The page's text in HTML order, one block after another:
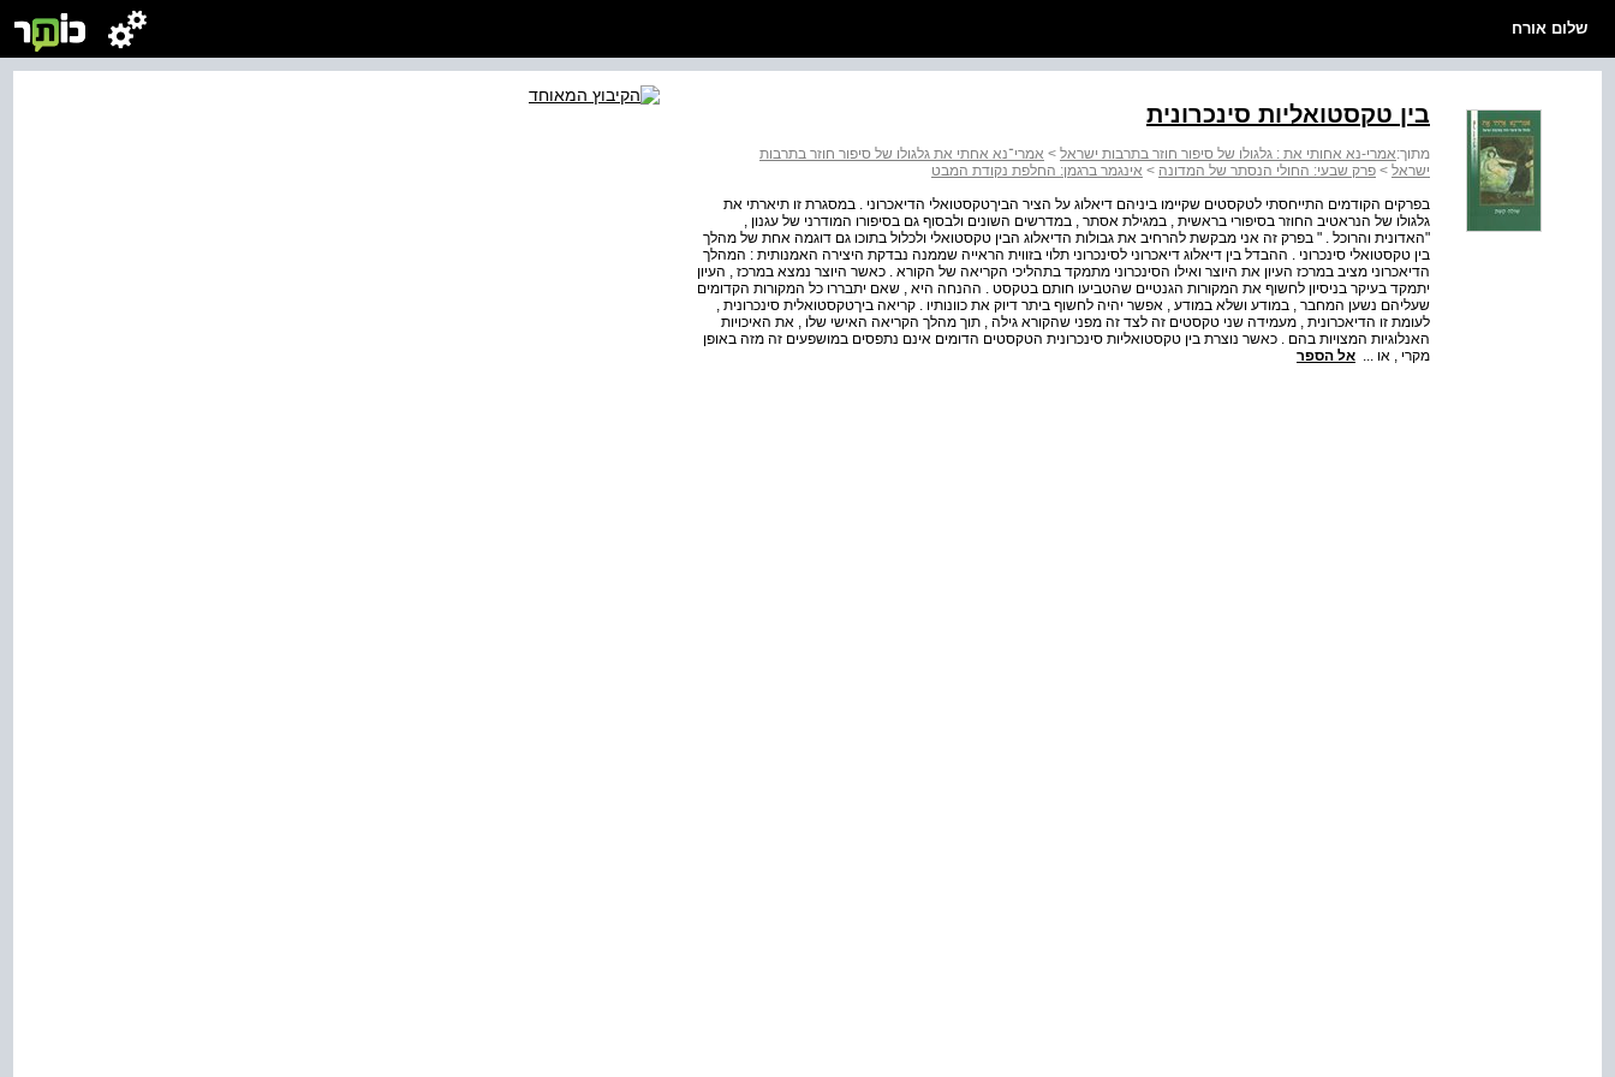
שלום אורח
בין טקסטואליות סינכרונית
מתוך:אמרי-נא אחותי את : גלגולו של סיפור חוזר בתרבות ישראל > אמרי־נא אחתי את גלגולו של סיפור חוזר בתרבות
ישראל > פרק שבעי: החולי הנסתר של המדונה > אינגמר ברגמן: החלפת נקודת המבט
בפרקים הקודמים התייחסתי לטקסטים שקיימו ביניהם דיאלוג על הציר הביךטקסטואלי הדיאכרוני . במסגרת זו תיארתי את
גלגולו של הנראטיב החוזר בסיפורי בראשית , במגילת אסתר , במדרשים השונים ולבסוף גם בסיפורו המודרני של עגנון ,
"האדונית והרוכל . " בפרק זה אני מבקשת להרחיב את גבולות הדיאלוג הבין טקסטואלי ולכלול בתוכו גם דוגמה אחת של מהלך
בין טקסטואלי סינכרוני . ההבדל בין דיאלוג דיאכרוני לסינכרוני תלוי בזווית הראייה שממנה נבדקת היצירה האמנותית : המהלך
הדיאכרוני מציב במרכז העיון את היוצר ואילו הסינכרוני מתמקד בתהליכי הקריאה של הקורא . כאשר היוצר נמצא במרכז , העיון
יתמקד בעיקר בניסיון לחשוף את המקורות הגנטיים שהטביעו חותם בטקסט . ההנחה היא , שאם יתבררו כל המקורות הקדומים
שעליהם נשען המחבר , במודע ושלא במודע , אפשר יהיה לחשוף ביתר דיוק את כוונותיו . קריאה ביךטקסטואלית סינכרונית ,
לעומת זו הדיאכרונית , מעמידה שני טקסטים זה לצד זה מפני שהקורא גילה , תוך מהלך הקריאה האישי שלו , את האיכויות
האנלוגיות המצויות בהם . כאשר נוצרת בין טקסטואליות סינכרונית הטקסטים הדומים אינם נתפסים במושפעים זה מזה באופן
מקרי , או ... אל הספר